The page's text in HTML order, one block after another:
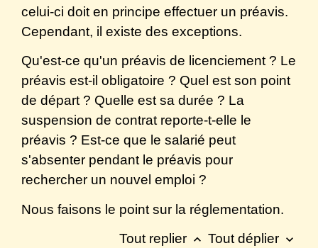
celui-ci doit en principe effectuer un préavis.
Cependant, il existe des exceptions.
Qu'est-ce qu'un préavis de licenciement ? Le
préavis est-il obligatoire ? Quel est son point
de départ ? Quelle est sa durée ? La
suspension de contrat reporte-t-elle le
préavis ? Est-ce que le salarié peut
s'absenter pendant le préavis pour
rechercher un nouvel emploi ?
Nous faisons le point sur la réglementation.
Tout replier keyboard_arrow_up Tout déplier keyboard_arrow_down